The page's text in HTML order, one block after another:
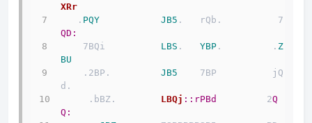
XRr
   .
PQY JB5 .   rQb.          7
QD:
    7BQi
LBS . YBP .         . Z
BU
    .2BP.
JB5
    7BP          jQ
d.
     .bBZ.
LBQj : :rPBd
         2
Q
Q: